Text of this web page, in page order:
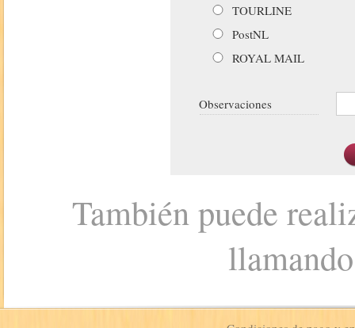
TOURLINE
PostNL
ROYAL MAIL
Observaciones
También puede